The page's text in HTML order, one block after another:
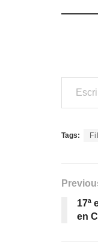
Escribe tu
Tags:
17ª
en